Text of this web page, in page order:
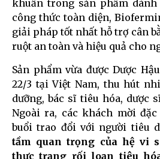
khuẩn trong sản phẩm
công thức toàn diện,
giải pháp tốt nhất hỗ trợ cân
ruột an toàn và hiệu quả cho
Sản phẩm vừa được Dược
22/3 tại Việt Nam, thu hút
dưỡng, bác sĩ tiêu hóa, dược
Ngoài ra, các khách mời
buổi trao đổi với người tiêu
tầm quan trọng của hệ vi
thực trạng rối loạn tiêu